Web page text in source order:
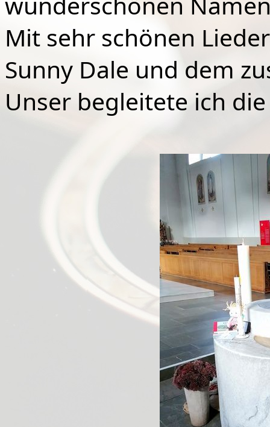
Mit sehr schönen
Sunny Dale und dem
Unser begleitete ich